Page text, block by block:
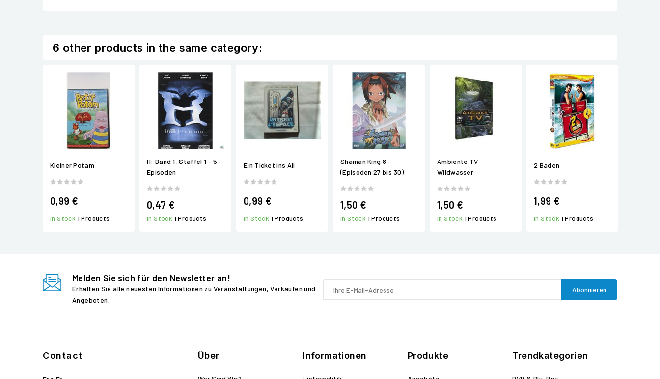
6 other products in the same category:
Kleiner Potam
0,99 €
In Stock 1 Products
H: Band 1, Staffel 1 - 5
Episoden
0,47 €
In Stock 1 Products
Ein Ticket ins All
0,99 €
In Stock 1 Products
Shaman King 8
(Episoden 27 bis 30)
1,50 €
In Stock 1 Products
Ambiente TV -
Wildwasser
1,50 €
In Stock 1 Products
2 Baden
1,99 €
In Stock 1 Products
Melden Sie sich für den Newsletter an!
Erhalten Sie alle neuesten Informationen zu Veranstaltungen, Verkäufen und
Angeboten.
Contact Über Informationen Produkte Trendkategorien